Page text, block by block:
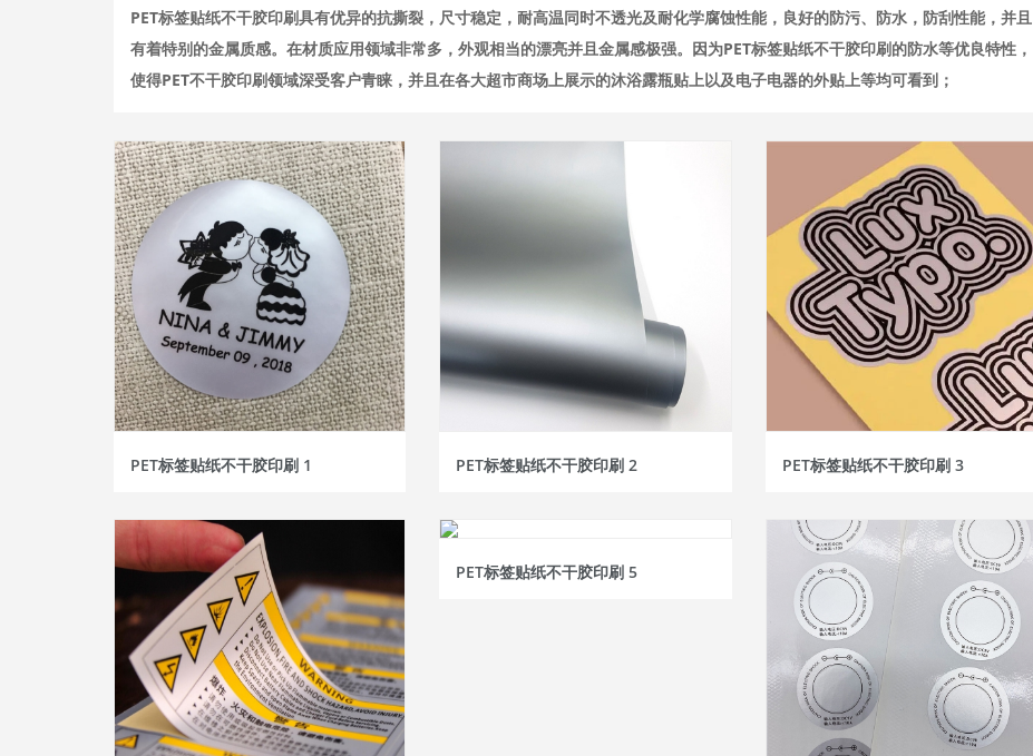
PET标签贴纸不干胶印刷具有优异的抗撕裂，尺寸稳定，耐高温同时不透光及耐化学腐蚀性能，良好的防污、防水，防刮性能，并且
有着特别的金属质感。在材质应用领域非常多，外观相当的漂亮并且金属感极强。因为PET标签贴纸不干胶印刷的防水等优良特性，
使得PET不干胶印刷领域深受客户青睐，并且在各大超市商场上展示的沐浴露瓶贴上以及电子电器的外贴上等均可看到；
PET标签贴纸不干胶印刷 1 PET标签贴纸不干胶印刷 2 PET标签贴纸不干胶印刷 3
PET标签贴纸不干胶印刷 5